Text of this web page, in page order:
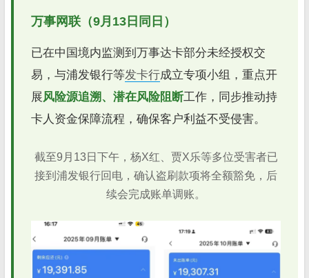
万事网联（9月13日同日）
已在中国境内监测到万事达卡部分未经授权交
易，与浦发银行等发卡行成立专项小组，重点开
展风险源追溯、潜在风险阻断工作，同步推动持
卡人资金保障流程，确保客户利益不受侵害。
截至9月13日下午，杨X红、贾X乐等多位受害者已
接到浦发银行回电，确认盗刷款项将全额豁免，后
续会完成账单调账。